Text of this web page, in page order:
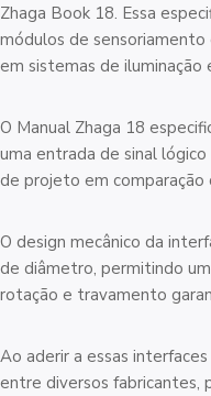
Zhaga Book 18. Essa
módulos de sensoriamento
em sistemas de iluminação
O Manual Zhaga 18
uma entrada de sinal
de projeto em comparação
O design mecânico da
de diâmetro, permitindo
rotação e travamento
Ao aderir a essas
entre diversos fabricantes,